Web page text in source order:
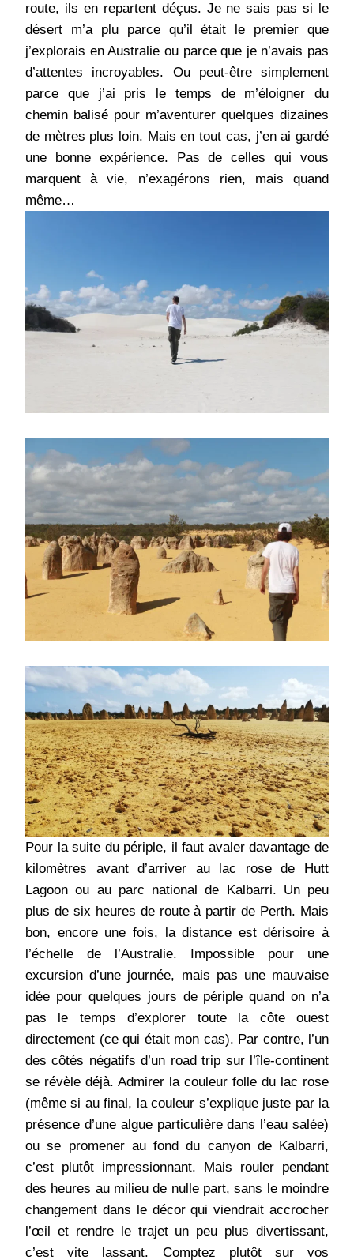
route, ils en repartent déçus. Je ne sais pas si le
désert m’a plu parce qu’il était le premier que
j’explorais en Australie ou parce que je n’avais pas
d’attentes incroyables. Ou peut-être simplement
parce que j’ai pris le temps de m’éloigner du
chemin balisé pour m’aventurer quelques dizaines
de mètres plus loin. Mais en tout cas, j’en ai gardé
une bonne expérience. Pas de celles qui vous
marquent à vie, n’exagérons rien, mais quand
même…
Pour la suite du périple, il faut avaler davantage de
kilomètres avant d’arriver au lac rose de Hutt
Lagoon ou au parc national de Kalbarri. Un peu
plus de six heures de route à partir de Perth. Mais
bon, encore une fois, la distance est dérisoire à
l’échelle de l’Australie. Impossible pour une
excursion d’une journée, mais pas une mauvaise
idée pour quelques jours de périple quand on n’a
pas le temps d’explorer toute la côte ouest
directement (ce qui était mon cas). Par contre, l’un
des côtés négatifs d’un road trip sur l’île-continent
se révèle déjà. Admirer la couleur folle du lac rose
(même si au final, la couleur s’explique juste par la
présence d’une algue particulière dans l’eau salée)
ou se promener au fond du canyon de Kalbarri,
c’est plutôt impressionnant. Mais rouler pendant
des heures au milieu de nulle part, sans le moindre
changement dans le décor qui viendrait accrocher
l’œil et rendre le trajet un peu plus divertissant,
c’est vite lassant. Comptez plutôt sur vos